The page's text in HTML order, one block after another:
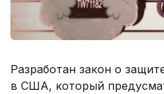
Разработан закон о
в США, который